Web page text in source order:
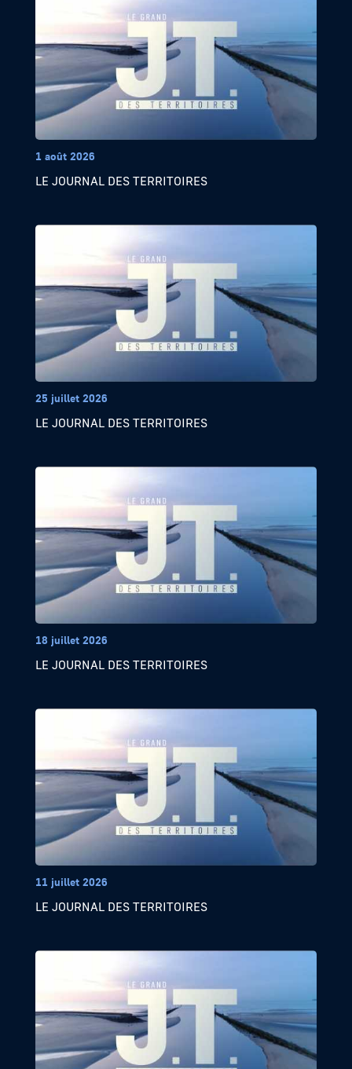
1 août 2026
LE JOURNAL DES TERRITOIRES
25 juillet 2026
LE JOURNAL DES TERRITOIRES
18 juillet 2026
LE JOURNAL DES TERRITOIRES
11 juillet 2026
LE JOURNAL DES TERRITOIRES